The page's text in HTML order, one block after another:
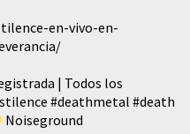
en-vivo-en-
| Todos los
#deathmetal #death
Noiseground